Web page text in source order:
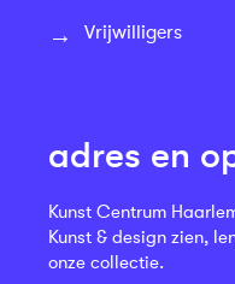
Vrijwilligers
adres en
Kunst Centrum
Kunst & design zien,
onze collectie.